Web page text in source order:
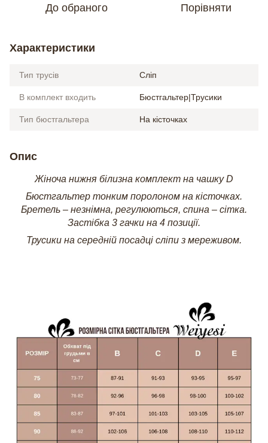
До обраного Порівняти
Характеристики
Тип трусів Сліп
В комплект входить Бюстгальтер|Трусики
Тип бюстгальтера На кісточках
Опис
Жіноча нижня білизна комплект на чашку D
Бюстгальтер тонким поролоном на кісточках.
Бретель – незнімна, регулюються, спина – сітка.
Застібка 3 гачки на 4 позиції.
Трусики на середній посадці сліпи з мереживом.